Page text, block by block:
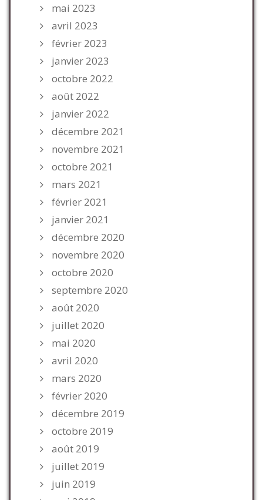
mai 2023
avril 2023
février 2023
janvier 2023
octobre 2022
août 2022
janvier 2022
décembre 2021
novembre 2021
octobre 2021
mars 2021
février 2021
janvier 2021
décembre 2020
novembre 2020
octobre 2020
septembre 2020
août 2020
juillet 2020
mai 2020
avril 2020
mars 2020
février 2020
décembre 2019
octobre 2019
août 2019
juillet 2019
juin 2019